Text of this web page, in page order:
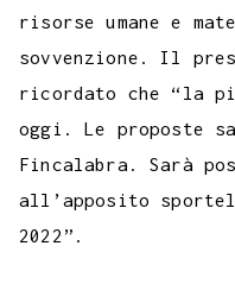
risorse umane e
sovvenzione. Il
ricordato che “la
oggi. Le proposte
Fincalabra. Sarà
all’apposito
2022”.